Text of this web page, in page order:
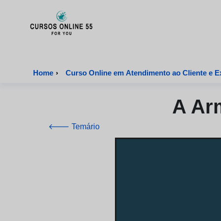
Home › Curso Online em Atendimento ao Cliente e
A
🡐 Temário